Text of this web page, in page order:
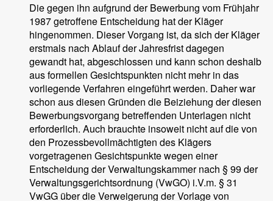
Die gegen ihn aufgrund der Bewerbung vom Frühjahr
1987 getroffene Entscheidung hat der Kläger
hingenommen. Dieser Vorgang ist, da sich der Kläger
erstmals nach Ablauf der Jahresfrist dagegen
gewandt hat, abgeschlossen und kann schon deshalb
aus formellen Gesichtspunkten nicht mehr in das
vorliegende Verfahren eingeführt werden. Daher war
schon aus diesen Gründen die Beiziehung der diesen
Bewerbungsvorgang betreffenden Unterlagen nicht
erforderlich. Auch brauchte insoweit nicht auf die von
den Prozessbevollmächtigten des Klägers
vorgetragenen Gesichtspunkte wegen einer
Entscheidung der Verwaltungskammer nach § 99 der
Verwaltungsgerichtsordnung (VwGO) i.V.m. § 31
VwGG über die Verweigerung der Vorlage von